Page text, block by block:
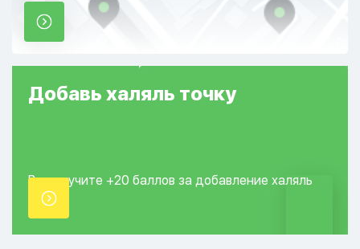
Добавь халяль точку
Вы получите +20 баллов за добавление халяль
точки.